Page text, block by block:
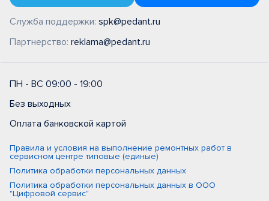
Служба поддержки: spk@pedant.ru
Партнерство: reklama@pedant.ru
ПН - ВС 09:00 - 19:00
Без выходных
Оплата банковской картой
Правила и условия на выполнение ремонтных работ в
сервисном центре типовые (единые)
Политика обработки персональных данных
Политика обработки персональных данных в ООО
"Цифровой сервис"